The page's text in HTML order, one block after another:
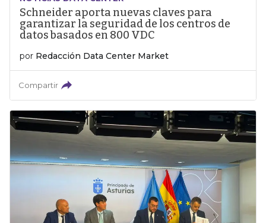
Schneider aporta nuevas claves para
garantizar la seguridad de los centros de
datos basados en 800 VDC
por Redacción Data Center Market
Compartir